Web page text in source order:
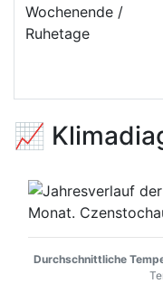
Wochenende /
Ruhetage
📈
Durchschnittliche